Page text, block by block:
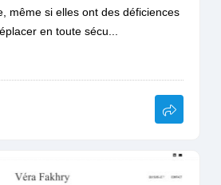
même si elles ont des déficiences
en toute sécu...